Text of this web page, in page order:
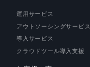
運用サービス
アウトソーシングサービス
導入サービス
クラウドツール導入支援